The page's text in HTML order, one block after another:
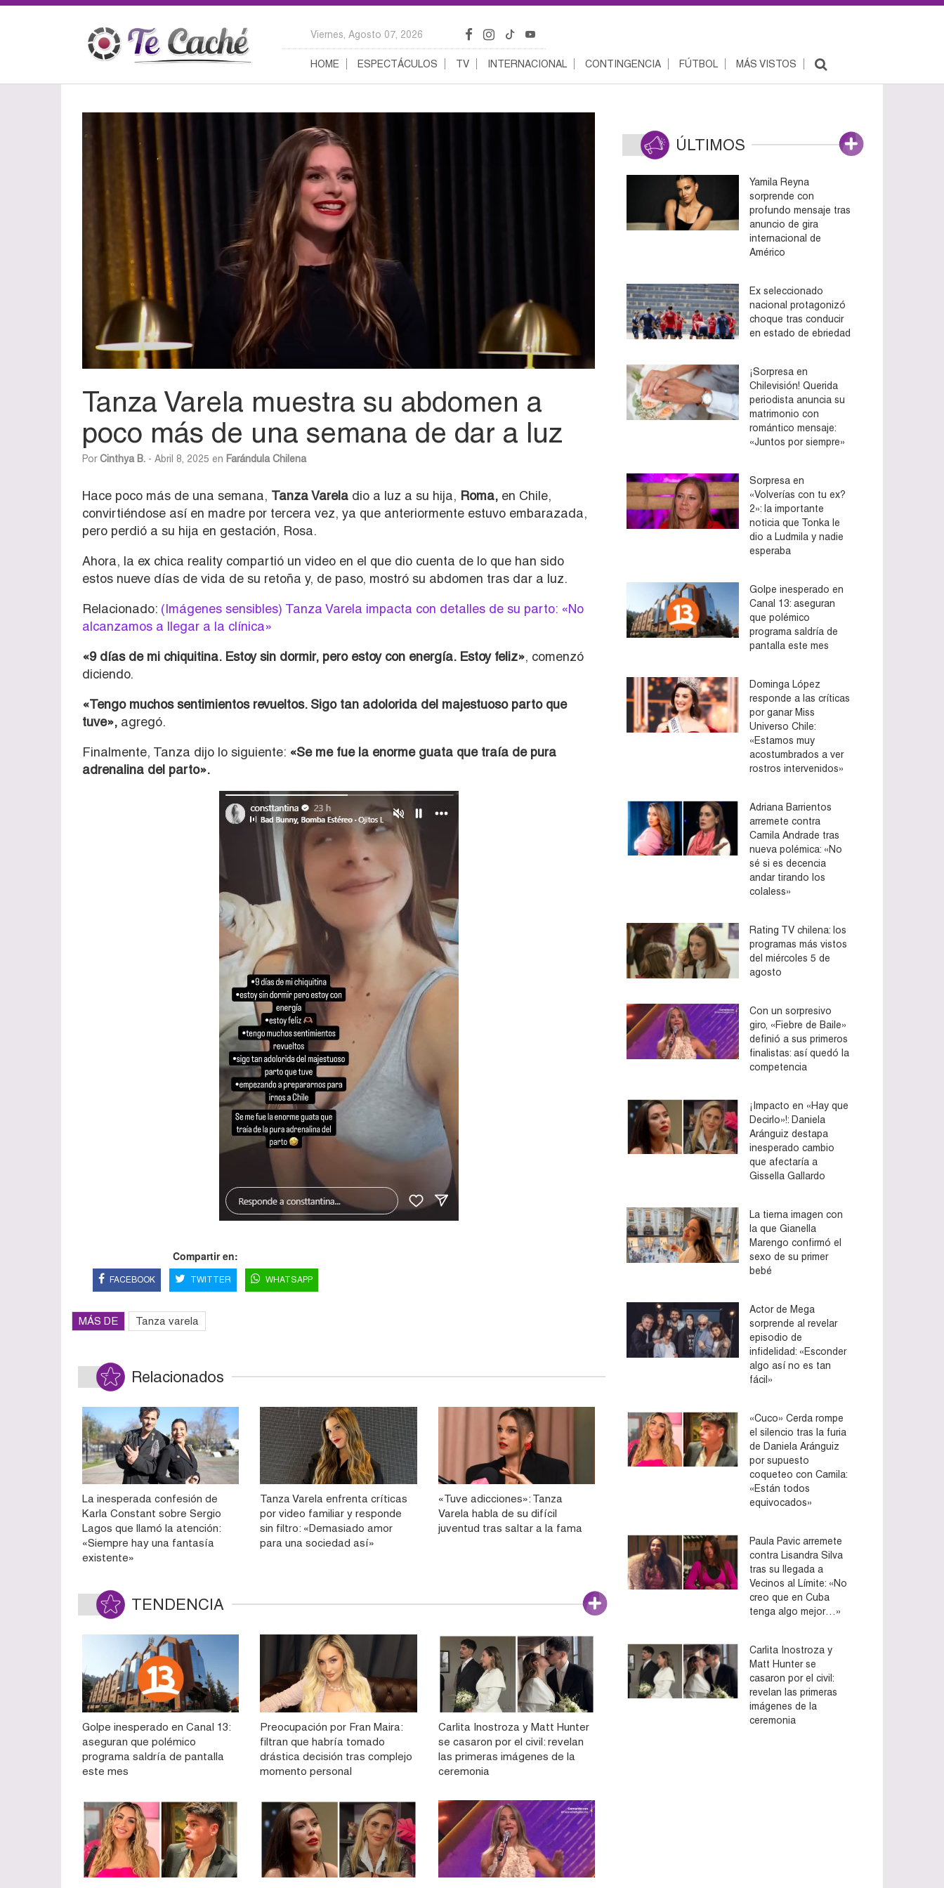
Viernes, Agosto 07, 2026
HOME ESPECTÁCULOS TV INTERNACIONAL CONTINGENCIA FÚTBOL MÁS VISTOS
Tanza Varela muestra su abdomen a
poco más de una semana de dar a luz
PorCinthya B. - Abril 8, 2025 en Farándula Chilena
Hace poco más de una semana, Tanza Varela dio a luz a su hija, Roma, en Chile,
convirtiéndose así en madre por tercera vez, ya que anteriormente estuvo embarazada,
pero perdió a su hija en gestación, Rosa.
Ahora, la ex chica reality compartió un video en el que dio cuenta de lo que han sido
estos nueve días de vida de su retoña y, de paso, mostró su abdomen tras dar a luz.
Relacionado: (Imágenes sensibles) Tanza Varela impacta con detalles de su parto: «No
alcanzamos a llegar a la clínica»
«9 días de mi chiquitina. Estoy sin dormir, pero estoy con energía. Estoy feliz», comenzó
diciendo.
«Tengo muchos sentimientos revueltos. Sigo tan adolorida del majestuoso parto que
tuve», agregó.
Finalmente, Tanza dijo lo siguiente: «Se me fue la enorme guata que traía de pura
adrenalina del parto».
Compartir en:
FACEBOOK TWITTER WHATSAPP
MÁS DE Tanza varela
Relacionados
La inesperada confesión de
Karla Constant sobre Sergio
Lagos que llamó la atención:
«Siempre hay una fantasía
existente»
Tanza Varela enfrenta críticas
por video familiar y responde
sin filtro: «Demasiado amor
para una sociedad así»
«Tuve adicciones»: Tanza
Varela habla de su difícil
juventud tras saltar a la fama
TENDENCIA
Golpe inesperado en Canal 13:
aseguran que polémico
programa saldría de pantalla
este mes
Preocupación por Fran Maira:
filtran que habría tomado
drástica decisión tras complejo
momento personal
Carlita Inostroza y Matt Hunter
se casaron por el civil: revelan
las primeras imágenes de la
ceremonia
ÚLTIMOS
Yamila Reyna
sorprende con
profundo mensaje tras
anuncio de gira
internacional de
Américo
Ex seleccionado
nacional protagonizó
choque tras conducir
en estado de ebriedad
¡Sorpresa en
Chilevisión! Querida
periodista anuncia su
matrimonio con
romántico mensaje:
«Juntos por siempre»
Sorpresa en
«Volverías con tu ex?
2»: la importante
noticia que Tonka le
dio a Ludmila y nadie
esperaba
Golpe inesperado en
Canal 13: aseguran
que polémico
programa saldría de
pantalla este mes
Dominga López
responde a las críticas
por ganar Miss
Universo Chile:
«Estamos muy
acostumbrados a ver
rostros intervenidos»
Adriana Barrientos
arremete contra
Camila Andrade tras
nueva polémica: «No
sé si es decencia
andar tirando los
colaless»
Rating TV chilena: los
programas más vistos
del miércoles 5 de
agosto
Con un sorpresivo
giro, «Fiebre de Baile»
definió a sus primeros
finalistas: así quedó la
competencia
¡Impacto en «Hay que
Decirlo»!: Daniela
Aránguiz destapa
inesperado cambio
que afectaría a
Gissella Gallardo
La tierna imagen con
la que Gianella
Marengo confirmó el
sexo de su primer
bebé
Actor de Mega
sorprende al revelar
episodio de
infidelidad: «Esconder
algo así no es tan
fácil»
«Cuco» Cerda rompe
el silencio tras la furia
de Daniela Aránguiz
por supuesto
coqueteo con Camila:
«Están todos
equivocados»
Paula Pavic arremete
contra Lisandra Silva
tras su llegada a
Vecinos al Límite: «No
creo que en Cuba
tenga algo mejor…»
Carlita Inostroza y
Matt Hunter se
casaron por el civil:
revelan las primeras
imágenes de la
ceremonia